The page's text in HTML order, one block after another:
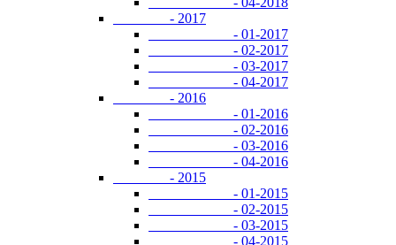
- 2017
- 01-2017
- 02-2017
- 03-2017
- 04-2017
- 2016
- 01-2016
- 02-2016
- 03-2016
- 04-2016
- 2015
- 01-2015
- 02-2015
- 03-2015
- 04-2015